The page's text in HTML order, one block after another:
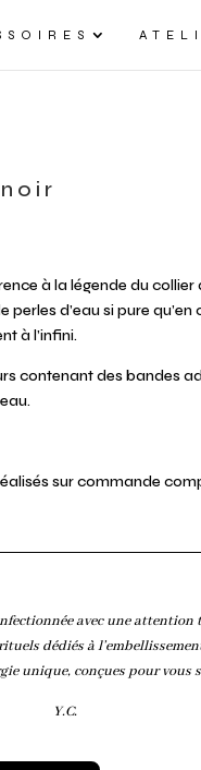
à la légende du collier
d’eau si pure qu’en
à l’infini.
contenant des bandes
sur commande
avec une attention
dédiés à
unique, conçues pour vous
Y.C.